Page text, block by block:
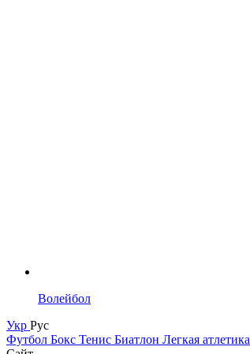
Волейбол
Укр Рус
Футбол Бокс Тенис Биатлон Легкая атлетика